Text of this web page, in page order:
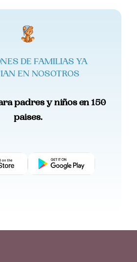
DE FAMILIAS YA
EN NOSOTROS
padres y niños en 150
paises.